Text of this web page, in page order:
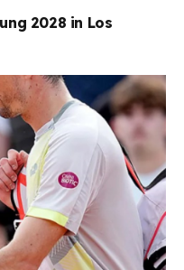
2028 in Los